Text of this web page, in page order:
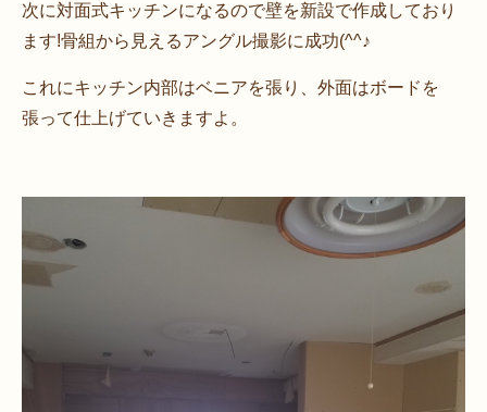
次に対面式キッチンになるので壁を新設で作成しており
ます!骨組から見えるアングル撮影に成功(^^♪
これにキッチン内部はベニアを張り、外面はボードを
張って仕上げていきますよ。